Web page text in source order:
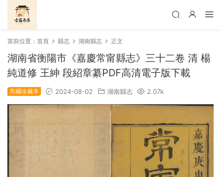
當前位置： 首頁 縣志 湖南縣志 正文
湖南省衡陽市《嘉慶常甯縣志》三十二卷 清 楊
純道修 王紳 段紹章纂PDF高清電子版下載
美國珍藏本 2024-08-02 湖南縣志 2.07k